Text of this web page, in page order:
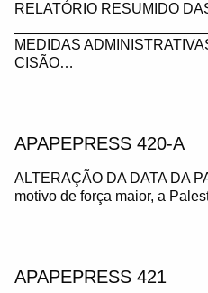
RELATÓRIO RESUMIDO
MEDIDAS
CISÃO…
APAPEPRESS 420-A
ALTERAÇÃO DA DATA DA
motivo de força maior, a
APAPEPRESS 421